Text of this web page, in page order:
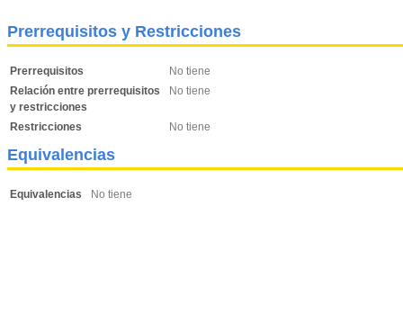
Prerrequisitos y Restricciones
Prerrequisitos
No tiene
Relación entre prerrequisitos
y restricciones
No tiene
Restricciones No tiene
Equivalencias
Equivalencias No tiene